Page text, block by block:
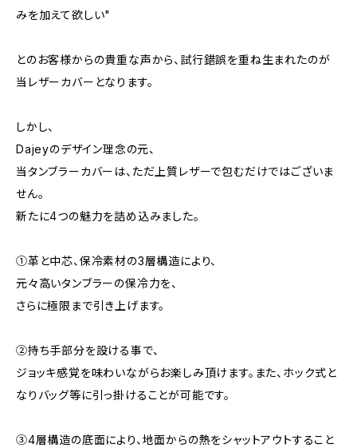
みを加えて欲しい"
とのお客様からの貴重な声から、試行錯誤を重ね生まれたのが
当レザーカバーとなります。
しかし、
Dajeyのデザイン理念の元、
当タンブラーカバーは、ただ上質レザーで包むだけではございま
せん。
新たに4つの魅力を詰め込みました。
①革と中芯、保冷素材の3層構造により、
元々高いタンブラーの保冷力を、
さらに極限まで引き上げます。
②持ち手部分を設ける事で、
ジョッキ感覚を味わいながらお楽しみ頂けます。また、ホック式と
なりバッグ等に引っ掛けることが可能です。
③4層構造の底面により、地面からの熱をシャットアウトすること